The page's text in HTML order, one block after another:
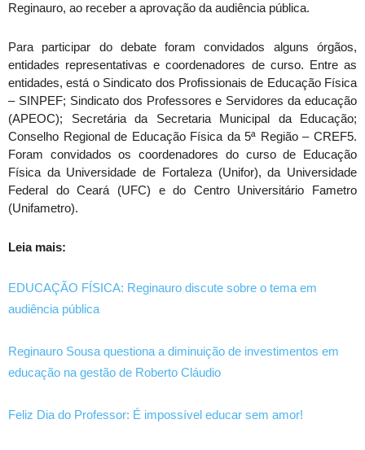
Reginauro, ao receber a aprovação da audiência pública.
Para participar do debate foram convidados alguns órgãos,
entidades representativas e coordenadores de curso. Entre as
entidades, está o Sindicato dos Profissionais de Educação Física
– SINPEF; Sindicato dos Professores e Servidores da educação
(APEOC); Secretária da Secretaria Municipal da Educação;
Conselho Regional de Educação Física da 5ª Região – CREF5.
Foram convidados os coordenadores do curso de Educação
Física da Universidade de Fortaleza (Unifor), da Universidade
Federal do Ceará (UFC) e do Centro Universitário Fametro
(Unifametro).
Leia mais:
EDUCAÇÃO FÍSICA: Reginauro discute sobre o tema em
audiência pública
Reginauro Sousa questiona a diminuição de investimentos em
educação na gestão de Roberto Cláudio
Feliz Dia do Professor: É impossível educar sem amor!